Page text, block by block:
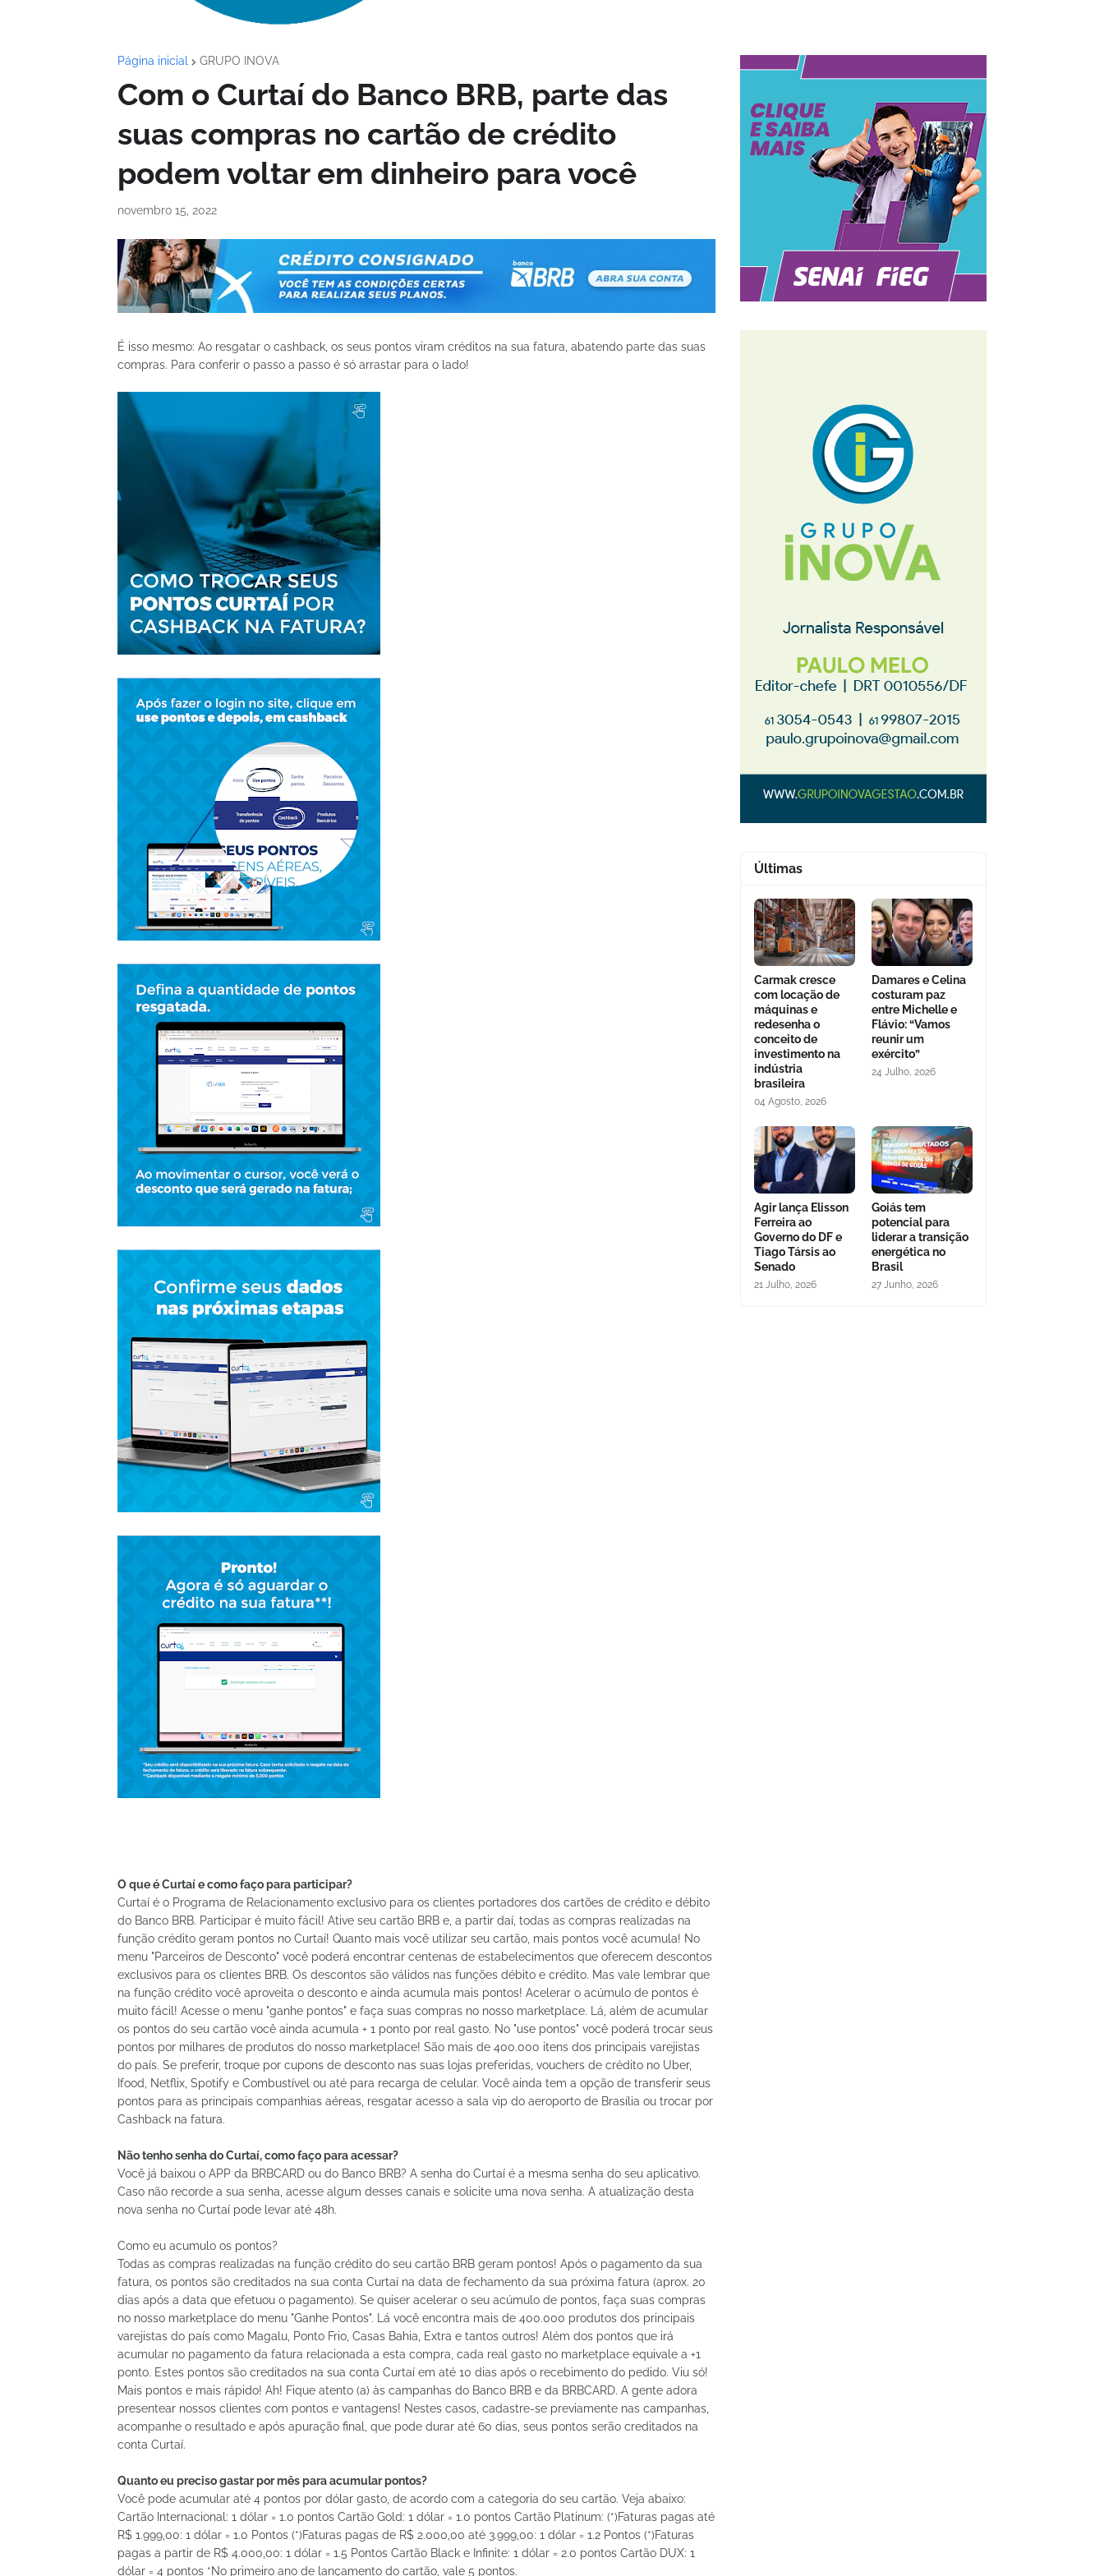
Página inicial GRUPO INOVA
Com o Curtaí do Banco BRB, parte das
suas compras no cartão de crédito
podem voltar em dinheiro para você
novembro 15, 2022
É isso mesmo: Ao resgatar o cashback, os seus pontos viram créditos na sua fatura, abatendo parte das suas
compras. Para conferir o passo a passo é só arrastar para o lado!
O que é Curtaí e como faço para participar?
Curtaí é o Programa de Relacionamento exclusivo para os clientes portadores dos cartões de crédito e débito
do Banco BRB. Participar é muito fácil! Ative seu cartão BRB e, a partir daí, todas as compras realizadas na
função crédito geram pontos no Curtaí! Quanto mais você utilizar seu cartão, mais pontos você acumula! No
menu "Parceiros de Desconto" você poderá encontrar centenas de estabelecimentos que oferecem descontos
exclusivos para os clientes BRB. Os descontos são válidos nas funções débito e crédito. Mas vale lembrar que
na função crédito você aproveita o desconto e ainda acumula mais pontos! Acelerar o acúmulo de pontos é
muito fácil! Acesse o menu "ganhe pontos" e faça suas compras no nosso marketplace. Lá, além de acumular
os pontos do seu cartão você ainda acumula + 1 ponto por real gasto. No "use pontos" você poderá trocar seus
pontos por milhares de produtos do nosso marketplace! São mais de 400.000 itens dos principais varejistas
do país. Se preferir, troque por cupons de desconto nas suas lojas preferidas, vouchers de crédito no Uber,
Ifood, Netflix, Spotify e Combustível ou até para recarga de celular. Você ainda tem a opção de transferir seus
pontos para as principais companhias aéreas, resgatar acesso a sala vip do aeroporto de Brasília ou trocar por
Cashback na fatura.
Não tenho senha do Curtaí, como faço para acessar?
Você já baixou o APP da BRBCARD ou do Banco BRB? A senha do Curtaí é a mesma senha do seu aplicativo.
Caso não recorde a sua senha, acesse algum desses canais e solicite uma nova senha. A atualização desta
nova senha no Curtaí pode levar até 48h.
Como eu acumulo os pontos?
Todas as compras realizadas na função crédito do seu cartão BRB geram pontos! Após o pagamento da sua
fatura, os pontos são creditados na sua conta Curtaí na data de fechamento da sua próxima fatura (aprox. 20
dias após a data que efetuou o pagamento). Se quiser acelerar o seu acúmulo de pontos, faça suas compras
no nosso marketplace do menu "Ganhe Pontos". Lá você encontra mais de 400.000 produtos dos principais
varejistas do país como Magalu, Ponto Frio, Casas Bahia, Extra e tantos outros! Além dos pontos que irá
acumular no pagamento da fatura relacionada a esta compra, cada real gasto no marketplace equivale a +1
ponto. Estes pontos são creditados na sua conta Curtaí em até 10 dias após o recebimento do pedido. Viu só!
Mais pontos e mais rápido! Ah! Fique atento (a) às campanhas do Banco BRB e da BRBCARD. A gente adora
presentear nossos clientes com pontos e vantagens! Nestes casos, cadastre-se previamente nas campanhas,
acompanhe o resultado e após apuração final, que pode durar até 60 dias, seus pontos serão creditados na
conta Curtaí.
Quanto eu preciso gastar por mês para acumular pontos?
Você pode acumular até 4 pontos por dólar gasto, de acordo com a categoria do seu cartão. Veja abaixo:
Cartão Internacional: 1 dólar = 1.0 pontos Cartão Gold: 1 dólar = 1.0 pontos Cartão Platinum: (*)Faturas pagas até
R$ 1.999,00: 1 dólar = 1.0 Pontos (*)Faturas pagas de R$ 2.000,00 até 3.999,00: 1 dólar = 1.2 Pontos (*)Faturas
pagas a partir de R$ 4.000,00: 1 dólar = 1.5 Pontos Cartão Black e Infinite: 1 dólar = 2.0 pontos Cartão DUX: 1
dólar = 4 pontos *No primeiro ano de lançamento do cartão, vale 5 pontos.
Últimas
Carmak cresce
com locação de
máquinas e
redesenha o
conceito de
investimento na
indústria
brasileira
04 Agosto, 2026
Damares e Celina
costuram paz
entre Michelle e
Flávio: “Vamos
reunir um
exército”
24 Julho, 2026
Agir lança Elisson
Ferreira ao
Governo do DF e
Tiago Társis ao
Senado
21 Julho, 2026
Goiás tem
potencial para
liderar a transição
energética no
Brasil
27 Junho, 2026